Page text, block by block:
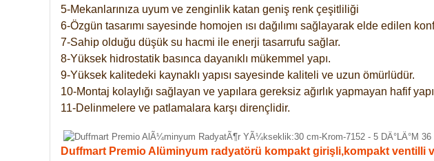
5-Mekanlarınıza uyum ve zenginlik katan geniş renk çeşitliliği
6-Özgün tasarımı sayesinde homojen ısı dağılımı sağlayarak elde edilen
7-Sahip olduğu düşük su hacmi ile enerji tasarrufu sağlar.
8-Yüksek hidrostatik basınca dayanıklı mükemmel yapı.
9-Yüksek kalitedeki kaynaklı yapısı sayesinde kaliteli ve uzun ömürlüdür.
10-Montaj kolaylığı sağlayan ve yapılara gereksiz ağırlık yapmayan hafif
11-Delinmelere ve patlamalara karşı dirençlidir.
Duffmart Premio Alüminyum radyatörü kompakt girişli,kompakt ventilli